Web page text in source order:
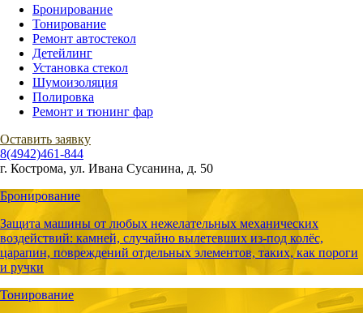
Бронирование
Тонирование
Ремонт автостекол
Детейлинг
Установка стекол
Шумоизоляция
Полировка
Ремонт и тюнинг фар
Оставить заявку
8(4942)461-844
г. Кострома, ул. Ивана Сусанина, д. 50
Бронирование
Защита машины от любых нежелательных механических
воздействий: камней, случайно вылетевших из-под колёс,
царапин, повреждений отдельных элементов, таких, как пороги
и ручки
Тонирование